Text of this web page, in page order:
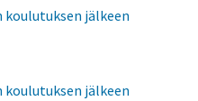
jälkeen
jälkeen